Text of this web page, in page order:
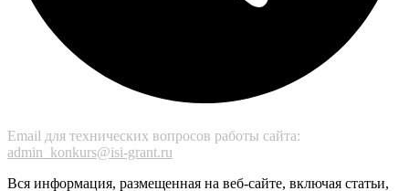
Email для технических вопросов работы сайта:
admin_konkurs@isi-grant.ru
Вся информация, размещенная на веб-сайте, включая статьи,